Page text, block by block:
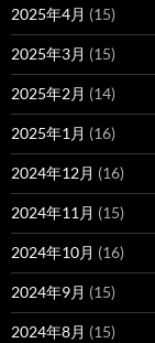
2025年4月 (15)
2025年3月 (15)
2025年2月 (14)
2025年1月 (16)
2024年12月 (16)
2024年11月 (15)
2024年10月 (16)
2024年9月 (15)
2024年8月 (15)